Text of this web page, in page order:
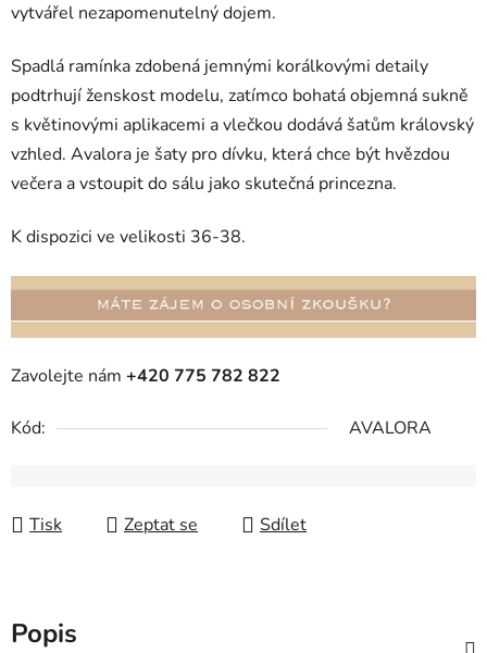
vytvářel nezapomenutelný dojem.
Spadlá ramínka zdobená jemnými korálkovými detaily
podtrhují ženskost modelu, zatímco bohatá objemná sukně
s květinovými aplikacemi a vlečkou dodává šatům královský
vzhled. Avalora je šaty pro dívku, která chce být hvězdou
večera a vstoupit do sálu jako skutečná princezna.
K dispozici ve velikosti 36-38.
Zavolejte nám +420 775 782 822
Kód: AVALORA
Tisk Zeptat se Sdílet
Popis